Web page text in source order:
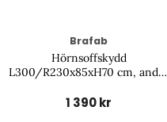
Brafab
Hörnsoffskydd
L300/R230x85xH70 cm, andas
1 390 kr